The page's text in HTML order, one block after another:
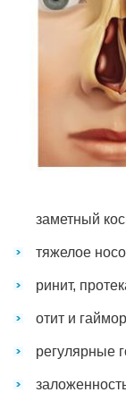
заметный
тяжелое
ринит,
отит и
регулярные